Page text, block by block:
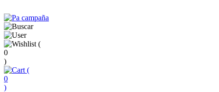
(
0
)
(
0
)